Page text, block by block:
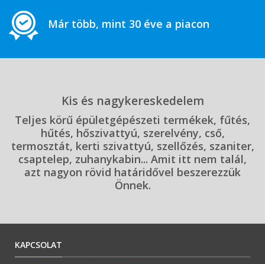
Már több, mint 30 éve a piacon
Kis és nagykereskedelem
Teljes körű épületgépészeti termékek, fűtés,
hűtés, hőszivattyú, szerelvény, cső,
termosztát, kerti szivattyú, szellőzés, szaniter,
csaptelep, zuhanykabin... Amit itt nem talál,
azt nagyon rövid határidővel beszerezzük
Önnek.
KAPCSOLAT